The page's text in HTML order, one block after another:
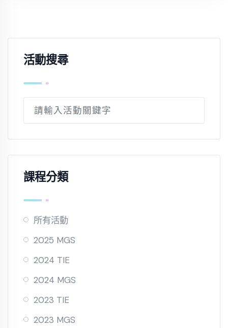
活動搜尋
課程分類
所有活動
2025 MGS
2024 TIE
2024 MGS
2023 TIE
2023 MGS